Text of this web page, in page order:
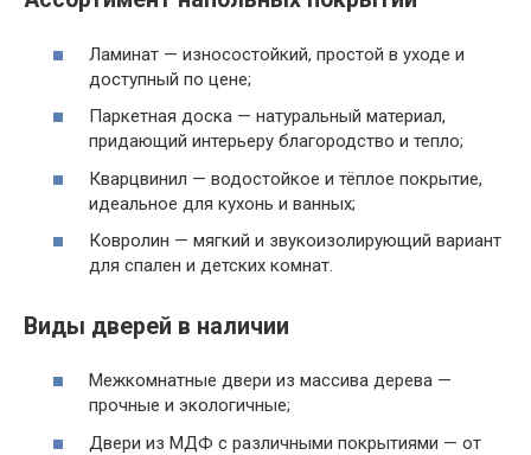
Ламинат — износостойкий, простой в уходе и
доступный по цене;
Паркетная доска — натуральный материал,
придающий интерьеру благородство и тепло;
Кварцвинил — водостойкое и тёплое покрытие,
идеальное для кухонь и ванных;
Ковролин — мягкий и звукоизолирующий вариант
для спален и детских комнат.
Виды дверей в наличии
Межкомнатные двери из массива дерева —
прочные и экологичные;
Двери из МДФ с различными покрытиями — от